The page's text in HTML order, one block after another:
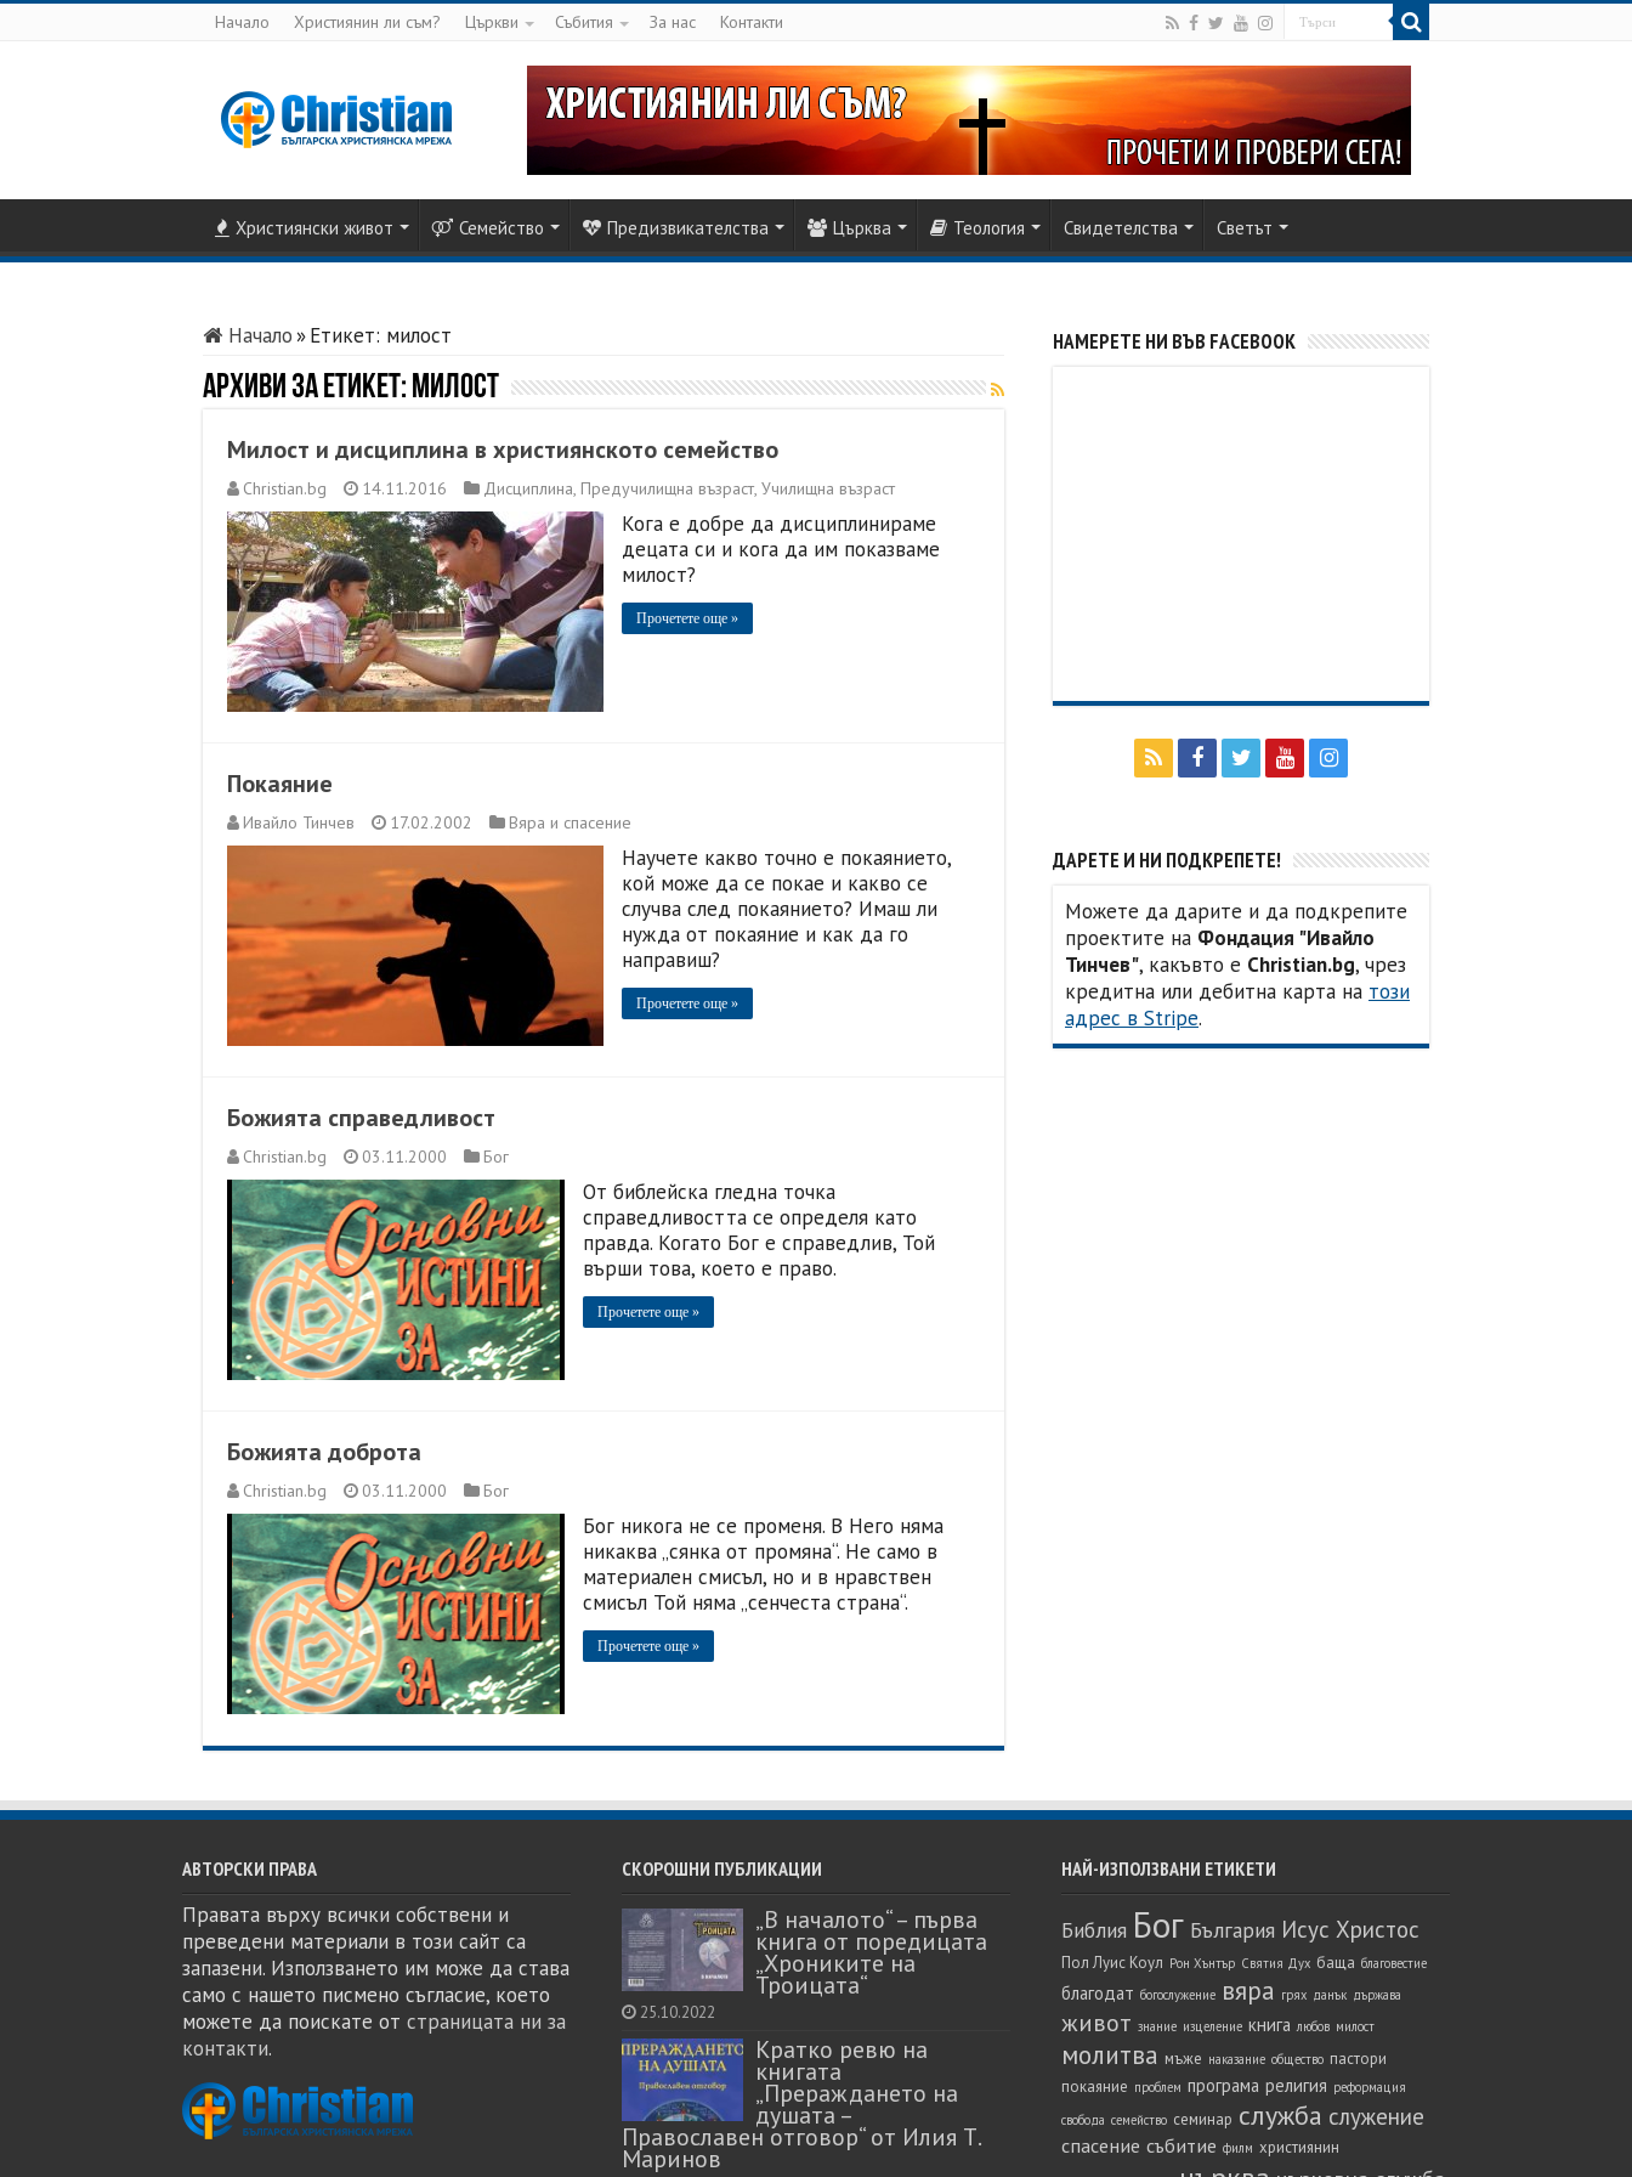
Начало Християнин ли съм? Църкви Събития За нас Контакти
Християнски живот Семейство Предизвикателства Църква Теология Свидетелства Светът
Начало»Етикет: милост
Архиви за етикет: милост
Милост и дисциплина в християнското семейство
Christian.bg 14.11.2016 Дисциплина, Предучилищна възраст, Училищна възраст
Кога е добре да дисциплинираме
децата си и кога да им показваме
милост?
Прочетете още »
Покаяние
Ивайло Тинчев 17.02.2002 Вяра и спасение
Научете какво точно е покаянието,
кой може да се покае и какво се
случва след покаянието? Имаш ли
нужда от покаяние и как да го
направиш?
Прочетете още »
Божията справедливост
Christian.bg 03.11.2000 Бог
От библейска гледна точка
справедливостта се определя като
правда. Когато Бог е справедлив, Той
върши това, което е право.
Прочетете още »
Божията доброта
Christian.bg 03.11.2000 Бог
Бог никога не се променя. В Него няма
никаква „сянка от промяна“. Не само в
материален смисъл, но и в нравствен
смисъл Той няма „сенчеста страна“.
Прочетете още »
НАМЕРЕТЕ НИ ВЪВ FACEBOOK
ДАРЕТЕ И НИ ПОДКРЕПЕТЕ!
Можете да дарите и да подкрепите
проектите на Фондация "Ивайло
Тинчев", какъвто е Christian.bg, чрез
кредитна или дебитна карта на този
адрес в Stripe.
АВТОРСКИ ПРАВА
Правата върху всички собствени и
преведени материали в този сайт са
запазени. Използването им може да става
само с нашето писмено съгласие, което
можете да поискате от страницата ни за
контакти.
СКОРОШНИ ПУБЛИКАЦИИ
„В началото“ – първа
книга от поредицата
„Хрониките на
Троицата“
25.10.2022
Кратко ревю на
книгата
„Прераждането на
душата –
Православен отговор“ от Илия Т.
Маринов
НАЙ-ИЗПОЛЗВАНИ ЕТИКЕТИ
Библия Бог България Исус Христос
Пол Луис Коул Рон Хънтър Святия Дух баща благовестие
благодат богослужение вяра грях данък държава
живот знание изцеление книга любов милост
молитва мъже наказание общество пастори
покаяние проблем програма религия реформация
свобода семейство семинар служба служение
спасение събитие филм християнин